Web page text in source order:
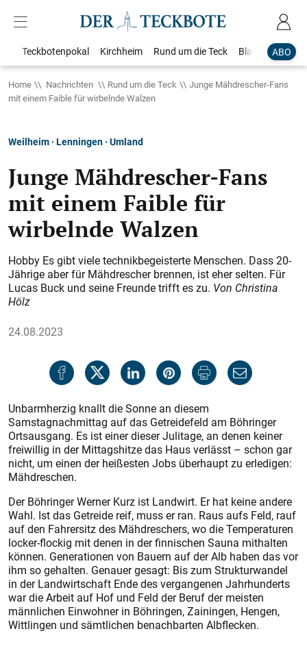
ABO
Teckbotenpokal Kirchheim Rund um die Teck Blaulicht
Home Nachrichten Rund um die Teck
Junge Mähdrescher-Fans
mit einem Faible für wirbelnde Walzen
Weilheim · Lenningen · Umland
Junge Mähdrescher-Fans
mit einem Faible für
wirbelnde Walzen
Hobby Es gibt viele technikbegeisterte Menschen. Dass 20-
Jährige aber für Mähdrescher brennen, ist eher selten. Für
Lucas Buck und seine Freunde trifft es zu. Von Christina
Hölz
24.08.2023
Unbarmherzig knallt die Sonne an diesem
Samstagnachmittag auf das Getreidefeld am Böhringer
Ortsausgang. Es ist einer dieser Julitage, an denen keiner
freiwillig in der Mittagshitze das Haus verlässt – schon gar
nicht, um einen der heißesten Jobs überhaupt zu erledigen:
Mähdreschen.
Der Böhringer Werner Kurz ist Landwirt. Er hat keine andere
Wahl. Ist das Getreide reif, muss er ran. Raus aufs Feld, rauf
auf den Fahrersitz des Mähdreschers, wo die Temperaturen
locker-flockig mit denen in der finnischen Sauna mithalten
können. Generationen von Bauern auf der Alb haben das vor
ihm so gehalten. Genauer gesagt: Bis zum Strukturwandel
in der Landwirtschaft Ende des vergangenen Jahrhunderts
war die Arbeit auf Hof und Feld der Beruf der meisten
männlichen Einwohner in Böhringen, Zainingen, Hengen,
Wittlingen und sämtlichen benachbarten Albflecken.